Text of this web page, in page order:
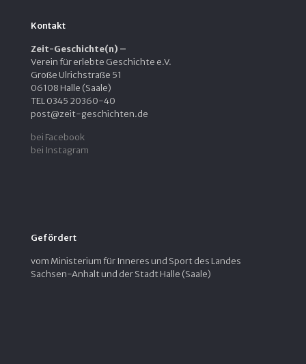
Kontakt
Zeit-Geschichte(n) –
Verein für erlebte Geschichte e.V.
Große Ulrichstraße 51
06108 Halle (Saale)
TEL 0345 20360-40
post@zeit-geschichten.de
bei Facebook
bei Instagram
Gefördert
vom Ministerium für Inneres und Sport des Landes
Sachsen-Anhalt und der Stadt Halle (Saale)